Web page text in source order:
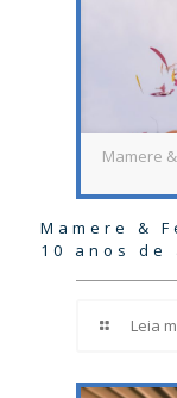
Mamere
Mamere &
10 anos de
Leia